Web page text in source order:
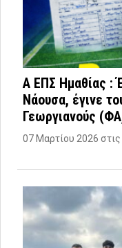
Α ΕΠΣ Ημαθίας :
Νάουσα, έγινε
Γεωργιανούς
07 Μαρτίου 2026